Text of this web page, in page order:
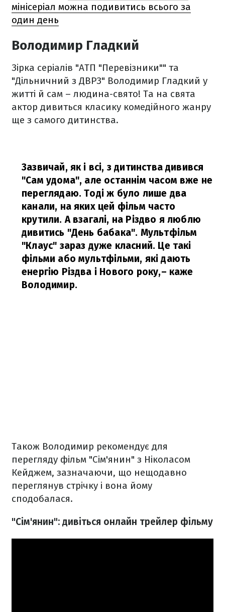
мінісеріал можна подивитись всього за
один день
Володимир Гладкий
Зірка серіалів "АТП "Перевізники"" та
"Дільничний з ДВРЗ" Володимир Гладкий у
житті й сам – людина-свято! Та на свята
актор дивиться класику комедійного жанру
ще з самого дитинства.
Зазвичай, як і всі, з дитинства дивився
"Сам удома", але останнім часом вже не
переглядаю. Тоді ж було лише два
канали, на яких цей фільм часто
крутили. А взагалі, на Різдво я люблю
дивитись "День бабака". Мультфільм
"Клаус" зараз дуже класний. Це такі
фільми або мультфільми, які дають
енергію Різдва і Нового року,– каже
Володимир.
Також Володимир рекомендує для
перегляду фільм "Сім'янин" з Ніколасом
Кейджем, зазначаючи, що нещодавно
переглянув стрічку і вона йому
сподобалася.
"Сім'янин": дивіться онлайн трейлер фільму